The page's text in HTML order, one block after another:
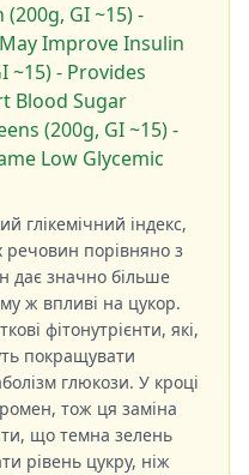
GI ~15) -
Improve Insulin
~15) - Provides
Blood Sugar
(200g, GI ~15) -
Low Glycemic
глікемічний індекс,
речовин порівняно з
дає значно більше
ж впливі на цукор.
фітонутрієнти, які,
покращувати
глюкози. У кроці
тож ця заміна
що темна зелень
рівень цукру, ніж